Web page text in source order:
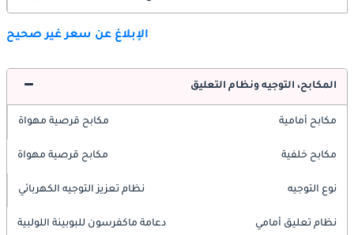
الإبلاغ عن سعر غير صحيح
المكابح، التوجيه ونظام التعليق
مكابح أمامية مكابح قرصية مهواة
مكابح خلفية مكابح قرصية مهواة
نوع التوجيه نظام تعزيز التوجيه الكهربائي
نظام تعليق أمامي دعامة ماكفرسون للبوبينة اللولبية